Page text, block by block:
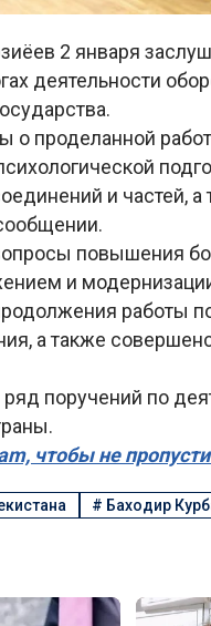
2 января
деятельности
о проделанной
и частей,
повышения
и
работы
а также
поручений по
чтобы не
# Баходир